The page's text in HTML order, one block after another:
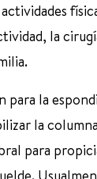
la
para la
la
para